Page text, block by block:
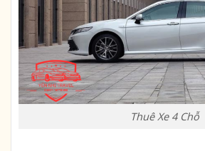
Thuê Xe 4 Chỗ